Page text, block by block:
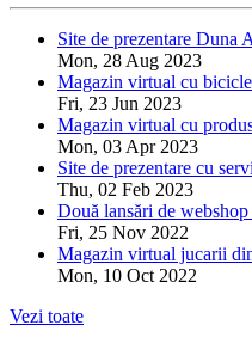
Site de prezentare Duna
Mon, 28 Aug 2023
Magazin virtual cu
Fri, 23 Jun 2023
Magazin virtual cu
Mon, 03 Apr 2023
Site de prezentare cu
Thu, 02 Feb 2023
Două lansări de
Fri, 25 Nov 2022
Magazin virtual jucarii
Mon, 10 Oct 2022
Vezi toate